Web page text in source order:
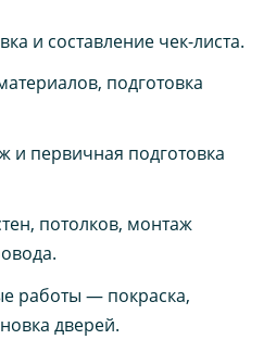
и составление чек-листа.
подготовка
и первичная подготовка
потолков, монтаж
работы — покраска,
дверей.